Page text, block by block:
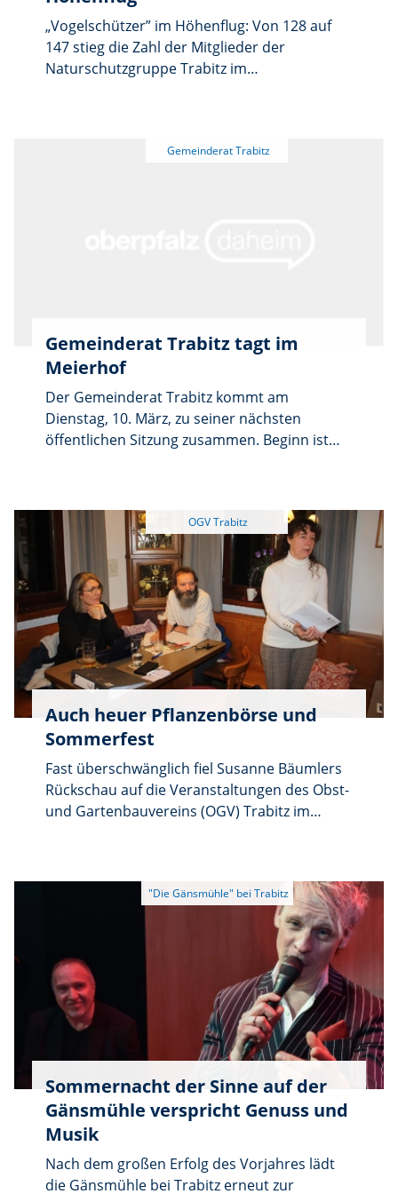
nur die jungen Wanderer viel Spaß hatten.
Für 2028 ist wieder ein Emmausgang geplant.
„Vogelschützer” im Höhenflug: Von 128 auf
147 stieg die Zahl der Mitglieder der
Naturschutzgruppe Trabitz im
des Landesbundes für Vogel- und Gemeinderat Trabitz
Gemeinderat Trabitz tagt im
Meierhof
Der Gemeinderat Trabitz kommt am
Dienstag, 10. März, zu seiner nächsten
öffentlichen Sitzung zusammen. Beginn ist
unter anderem die Genehmigung der
Niederschrift vom 10. Februar, die
Feststellung und Entlastung der
Jahresrechnungen 2023 und 2024,
Informationen der Bürgermeisterin sowie
Wünsche und Anträge. Interessierte
Bürgerinnen und Bürger können die
Beratungen im öffentlichen Teil verfolgen.
Auch heuer Pflanzenbörse und
Sommerfest
Fast überschwänglich fiel Susanne Bäumlers
Rückschau auf die Veranstaltungen des Obst-
und Gartenbauvereins (OGV) Trabitz im
Hauptversammlungsteilnehmer im
Sportheim auch guten Grund. Vor allem das
Sommerfest in der „Alten Säge” blieb
Organisatoren wie Besuchern in angenehmer
Erinnerung.
"Die Gänsmühle" bei Trabitz
Sommernacht der Sinne auf der
Gänsmühle verspricht Genuss und
Musik
Nach dem großen Erfolg des Vorjahres lädt
die Gänsmühle bei Trabitz erneut zur